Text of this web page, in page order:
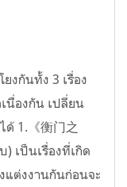
งกันทั้ง 3 เรื่อง
นื่องกัน เปลี่ยน
ด้ 1.《衡门之
เป็นเรื่องที่เกิด
แต่งงานกันก่อนจะ